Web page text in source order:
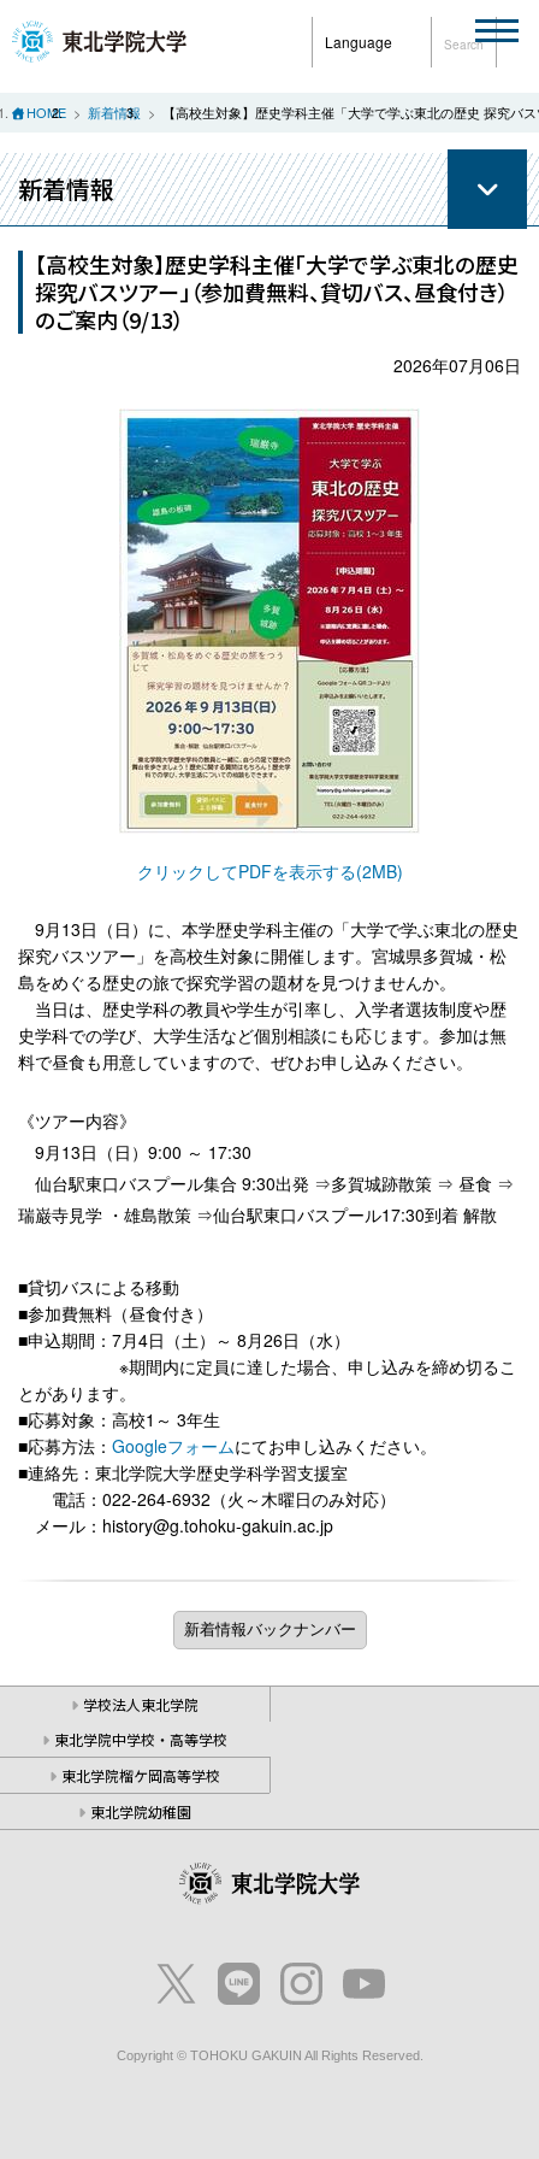
Language Search
HOME 新着情報 【高校生対象】歴史学科主催「大学で学ぶ東北の歴史 探究バ
新着情報
【高校生対象】歴史学科主催「大学で学ぶ東北の歴史
探究バスツアー」（参加費無料、貸切バス、昼食付き）
のご案内（9/13）
2026年07月06日
クリックしてPDFを表示する(2MB)
9月13日（日）に、本学歴史学科主催の「大学で学ぶ東北の歴史
探究バスツアー」を高校生対象に開催します。宮城県多賀城・松
島をめぐる歴史の旅で探究学習の題材を見つけませんか。
当日は、歴史学科の教員や学生が引率し、入学者選抜制度や歴
史学科での学び、大学生活など個別相談にも応じます。参加は無
料で昼食も用意していますので、ぜひお申し込みください。
《ツアー内容》
9月13日（日）9:00 ～ 17:30
仙台駅東口バスプール集合 9:30出発 ⇒多賀城跡散策 ⇒ 昼食 ⇒
瑞巌寺見学 ・雄島散策 ⇒仙台駅東口バスプール17:30到着 解散
■貸切バスによる移動
■参加費無料（昼食付き）
■申込期間：7月4日（土）～ 8月26日（水）
※期間内に定員に達した場合、申し込みを締め切るこ
とがあります。
■応募対象：高校1～ 3年生
■応募方法： Googleフォームにてお申し込みください。
■連絡先：東北学院大学歴史学科学習支援室
電話：022-264-6932（火～木曜日のみ対応）
メール：history@g.tohoku-gakuin.ac.jp
学校法人東北学院
東北学院中学校・高等学校
東北学院榴ケ岡高等学校
東北学院幼稚園
Copyright © TOHOKU GAKUIN All Rights Reserved.